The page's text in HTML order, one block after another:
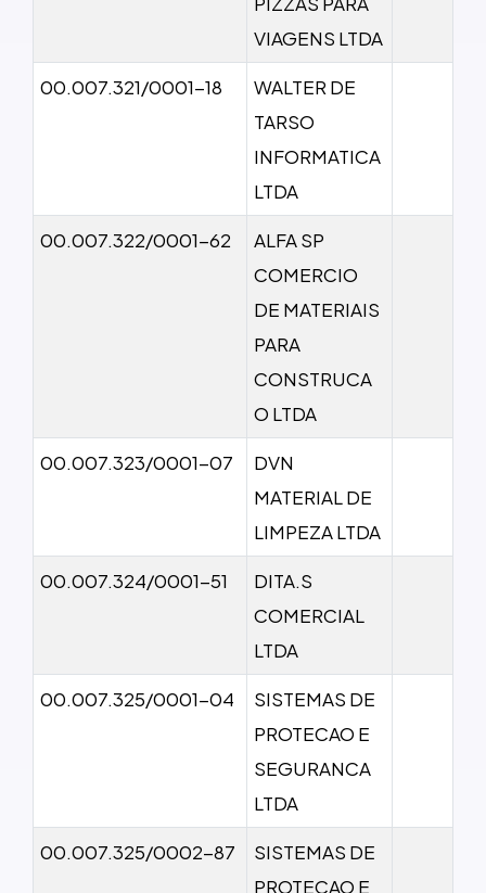
VIAGENS LTDA
00.007.321/0001-18
WALTER DE
TARSO
INFORMATICA
LTDA
00.007.322/0001-62
ALFA SP
COMERCIO
DE MATERIAIS
PARA
CONSTRUCA
O LTDA
00.007.323/0001-07
DVN
MATERIAL DE
LIMPEZA LTDA
00.007.324/0001-51
DITA.S
COMERCIAL
LTDA
00.007.325/0001-04
SISTEMAS DE
PROTECAO E
SEGURANCA
LTDA
00.007.325/0002-87
SISTEMAS DE
PROTECAO E